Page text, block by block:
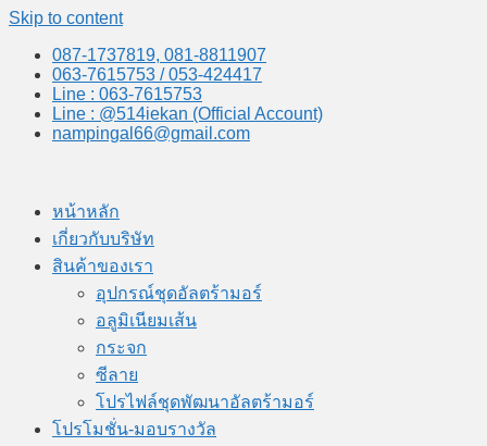
Skip to content
087-1737819, 081-8811907
063-7615753 / 053-424417
Line : 063-7615753
Line : @514iekan (Official Account)
nampingal66@gmail.com
หน้าหลัก
เกี่ยวกับบริษัท
สินค้าของเรา
อุปกรณ์ชุดอัลตร้ามอร์
อลูมิเนียมเส้น
กระจก
ซีลาย
โปรไฟล์ชุดพัฒนาอัลตร้ามอร์
โปรโมชั่น-มอบรางวัล